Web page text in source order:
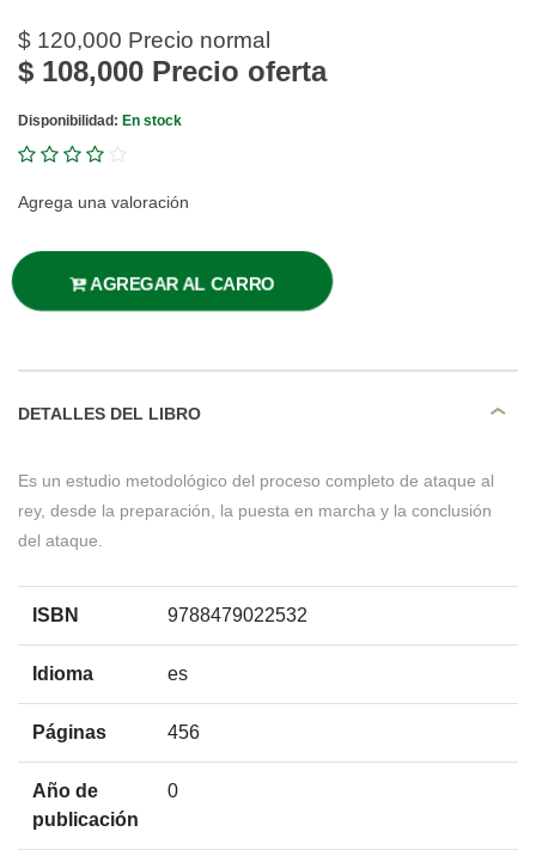
$ 120,000 Precio normal
$ 108,000 Precio oferta
Disponibilidad: En stock
Agrega una valoración
AGREGAR AL CARRO
DETALLES DEL LIBRO
Es un estudio metodológico del proceso completo de ataque al
rey, desde la preparación, la puesta en marcha y la conclusión
del ataque.
ISBN 9788479022532
Idioma es
Páginas 456
Año de
publicación
0